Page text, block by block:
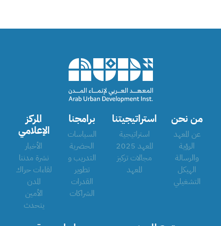
من نحن
عن المعهد
الرؤية
والرسالة
الهيكل
التشغيلي
استراتيجيتنا
استراتيجية
المعهد 2025
مجالات تركيز
المعهد
برامجنا
السياسات
الحضرية
التدريب و
تطوير
القدرات
الشراكات
المركز
الإعلامي
الأخبار
نشرة مدننا
لقاءات حراك
المدن
الأمين
يتحدث